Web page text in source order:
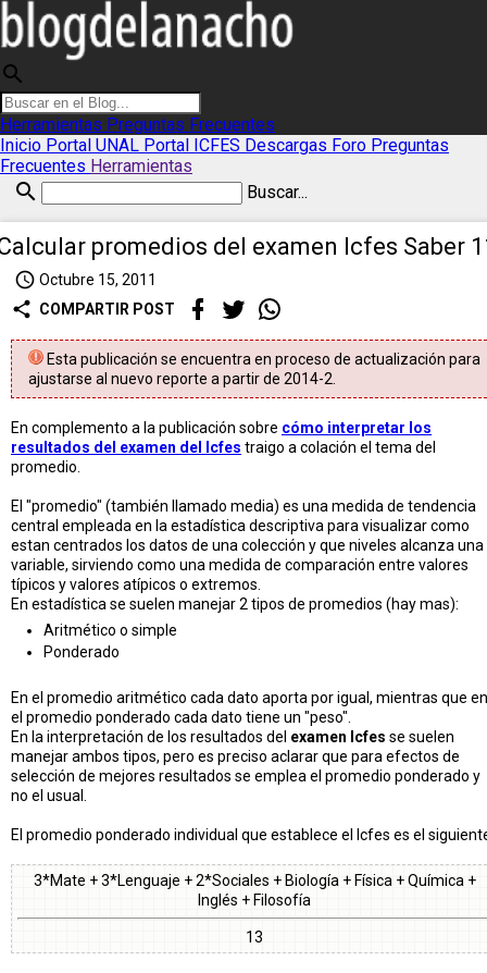
search
Herramientas Preguntas Frecuentes
Inicio Portal UNAL Portal ICFES Descargas Foro Preguntas
Frecuentes Herramientas
search Buscar...
promedios del examen Icfes Saber
access_time Octubre 15, 2011
share COMPARTIR POST
Esta publicación se encuentra en proceso de actualización para
ajustarse al nuevo reporte a partir de 2014-2.
En complemento a la publicación sobre cómo interpretar los
resultados del examen del Icfes traigo a colación el tema del
promedio.
El "promedio" (también llamado media) es una medida de tendencia
central empleada en la estadística descriptiva para visualizar como
estan centrados los datos de una colección y que niveles alcanza una
variable, sirviendo como una medida de comparación entre valores
típicos y valores atípicos o extremos.
En estadística se suelen manejar 2 tipos de promedios (hay mas):
Aritmético o simple
Ponderado
En el promedio aritmético cada dato aporta por igual, mientras que en
el promedio ponderado cada dato tiene un "peso".
En la interpretación de los resultados del examen Icfes se suelen
manejar ambos tipos, pero es preciso aclarar que para efectos de
selección de mejores resultados se emplea el promedio ponderado y
no el usual.
El promedio ponderado individual que establece el Icfes es el
3*Mate + 3*Lenguaje + 2*Sociales + Biología + Física + Química +
Inglés + Filosofía
13